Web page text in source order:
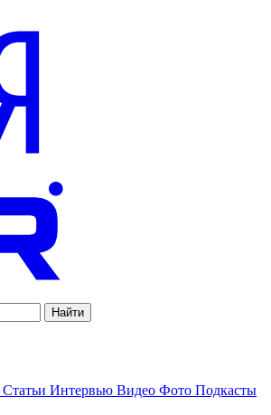
Найти
Статьи Интервью Видео Фото Подкасты